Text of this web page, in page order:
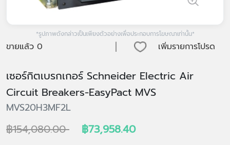
*รูปภาพดังกล่าวเป็นเพียงตัวอย่างเพื่อประกอบการโฆษณาเท่านั้น*
ขายแล้ว 0 | เพิ่มรายการโปรด
เซอร์กิตเบรกเกอร์ Schneider Electric Air
Circuit Breakers-EasyPact MVS
MVS20H3MF2L
฿154,080.00 ฿73,958.40